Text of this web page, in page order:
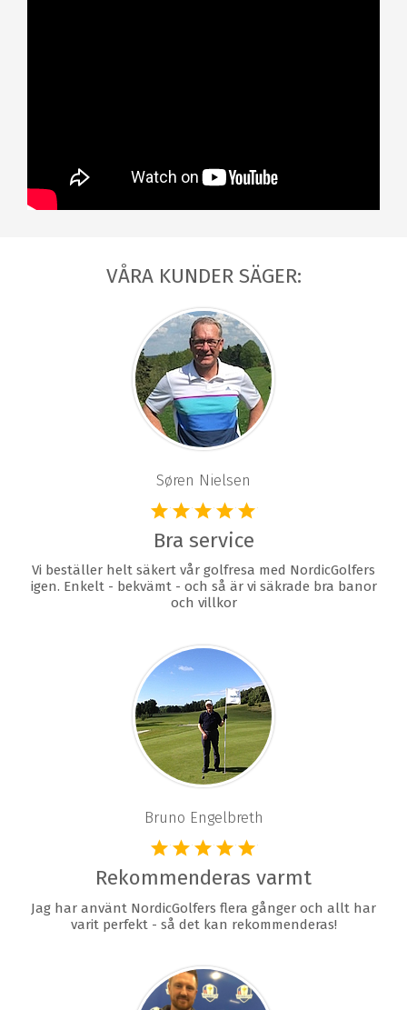
VÅRA KUNDER SÄGER:
Søren Nielsen
Bra service
Vi beställer helt säkert vår golfresa med NordicGolfers
igen. Enkelt - bekvämt - och så är vi säkrade bra banor
och villkor
Bruno Engelbreth
Rekommenderas varmt
Jag har använt NordicGolfers flera gånger och allt har
varit perfekt - så det kan rekommenderas!